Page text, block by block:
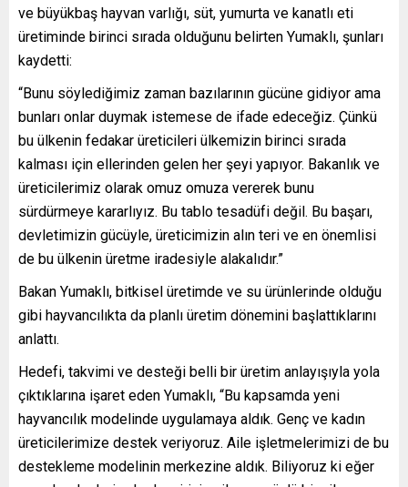
ve büyükbaş hayvan varlığı, süt, yumurta ve kanatlı eti
üretiminde birinci sırada olduğunu belirten Yumaklı, şunları
kaydetti:
“Bunu söylediğimiz zaman bazılarının gücüne gidiyor ama
bunları onlar duymak istemese de ifade edeceğiz. Çünkü
bu ülkenin fedakar üreticileri ülkemizin birinci sırada
kalması için ellerinden gelen her şeyi yapıyor. Bakanlık ve
üreticilerimiz olarak omuz omuza vererek bunu
sürdürmeye kararlıyız. Bu tablo tesadüfi değil. Bu başarı,
devletimizin gücüyle, üreticimizin alın teri ve en önemlisi
de bu ülkenin üretme iradesiyle alakalıdır.”
Bakan Yumaklı, bitkisel üretimde ve su ürünlerinde olduğu
gibi hayvancılıkta da planlı üretim dönemini başlattıklarını
anlattı.
Hedefi, takvimi ve desteği belli bir üretim anlayışıyla yola
çıktıklarına işaret eden Yumaklı, “Bu kapsamda yeni
hayvancılık modelinde uygulamaya aldık. Genç ve kadın
üreticilerimize destek veriyoruz. Aile işletmelerimizi de bu
destekleme modelinin merkezine aldık. Biliyoruz ki eğer